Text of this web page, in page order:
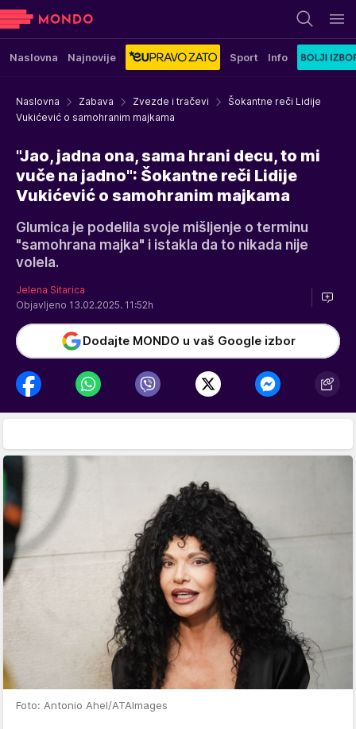
Naslovna Najnovije Sport Info
Naslovna Zabava Zvezde i tračevi
Šokantne reči Lidije
Vukićević o samohranim majkama
"Jao, jadna ona, sama hrani decu, to mi
vuče na jadno": Šokantne reči Lidije
Vukićević o samohranim majkama
Glumica je podelila svoje mišljenje o terminu
"samohrana majka" i istakla da to nikada nije
volela.
Jelena Sitarica
Objavljeno 13.02.2025. 11:52h
Dodajte MONDO u vaš Google izbor
Foto: Antonio Ahel/ATAImages